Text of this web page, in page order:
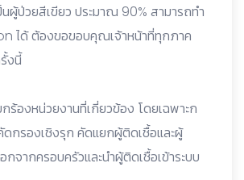
ผู้ป่วยสีเขียว ประมาณ 90% สามารถทำ
ได้ ต้องขอขอบคุณเจ้าหน้าที่ทุกภาค
งนี้
กร้องหน่วยงานที่เกี่ยวข้อง โดยเฉพาะก
ดกรองเชิงรุก คัดแยกผู้ติดเชื้อและผู้
จากครอบครัวและนำผู้ติดเชื้อเข้าระบบ